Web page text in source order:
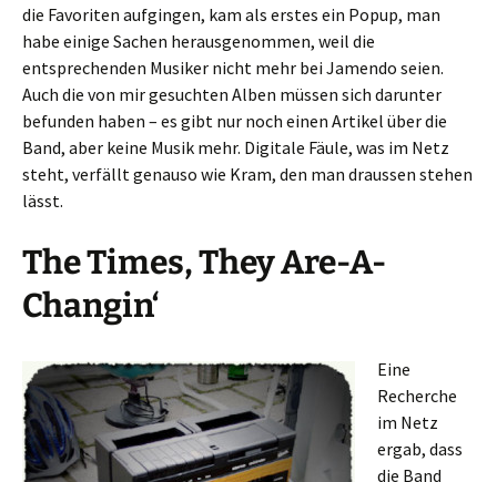
die Favoriten aufgingen, kam als erstes ein Popup, man
habe einige Sachen herausgenommen, weil die
entsprechenden Musiker nicht mehr bei Jamendo seien.
Auch die von mir gesuchten Alben müssen sich darunter
befunden haben – es gibt nur noch einen Artikel über die
Band, aber keine Musik mehr. Digitale Fäule, was im Netz
steht, verfällt genauso wie Kram, den man draussen stehen
lässt.
The Times, They Are-A-
Changin‘
Eine
Recherche
im Netz
ergab, dass
die Band